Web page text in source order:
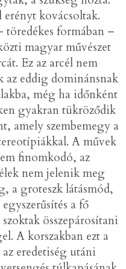
kovácsoltak.
formában –
magyar művészet
Ez az arcél nem
az eddig dominánsnak
még ha időnként
gyakran tükröződik
amely szembemegy a
A művek
finomkodó, az
nem jelenik meg
a groteszk látásmód,
a fő
összepárosítani
A korszakban ezt a
eredetiség utáni